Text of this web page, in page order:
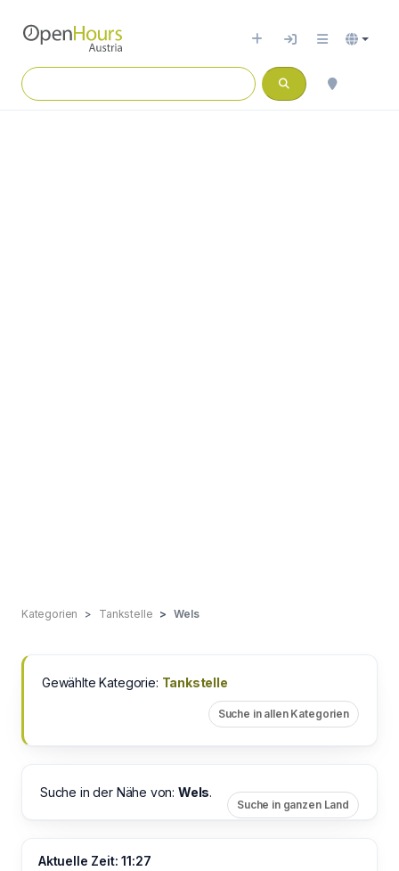
Kategorien Tankstelle Wels
Gewählte Kategorie: Tankstelle
Suche in allen Kategorien
Suche in der Nähe von: Wels.
Suche in ganzen Land
Aktuelle Zeit: 11:27